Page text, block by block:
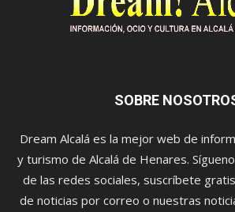
SOBRE
Dream Alcalá es la mejor web de
y turismo de Alcalá de Henares.
de las redes sociales, suscríbete
de noticias por correo o nuestras